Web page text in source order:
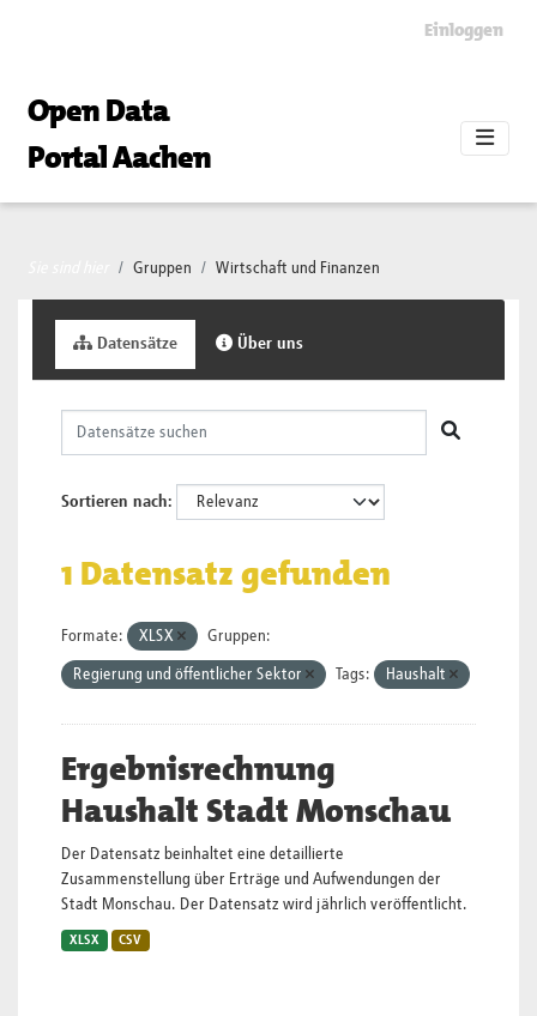
Einloggen
Open Data
Portal Aachen
Gruppen Wirtschaft und Finanzen
Datensätze Über uns
Sortieren nach
1 Datensatz gefunden
Formate: XLSX Gruppen:
Regierung und öffentlicher Sektor Tags: Haushalt
Ergebnisrechnung
Haushalt Stadt Monschau
Der Datensatz beinhaltet eine detaillierte
Zusammenstellung über Erträge und Aufwendungen der
Stadt Monschau. Der Datensatz wird jährlich veröffentlicht.
XLSX CSV